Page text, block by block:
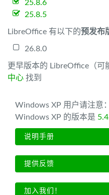
25.8.6
25.8.5
LibreOffice 有以下的预发布
26.8.0
更早版本的 LibreOffice（可
中心 找到
Windows XP 用户请注意
Windows XP 的版本是
说明手册
提供反馈
加入我们！